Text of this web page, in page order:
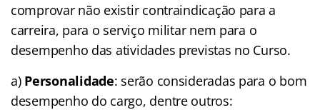
comprovar não existir contraindicação para a
carreira, para o serviço militar nem para o
desempenho das atividades previstas no Curso.
a) Personalidade: serão consideradas para o bom
desempenho do cargo, dentre outros: